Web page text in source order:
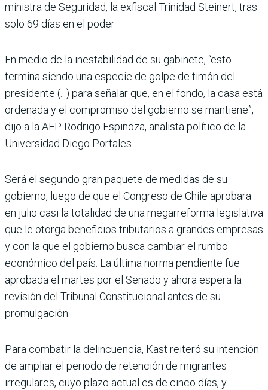
ministra de Seguridad, la exfiscal Trinidad Steinert, tras
solo 69 días en el poder.
En medio de la inestabilidad de su gabinete, “esto
termina siendo una especie de golpe de timón del
presidente (...) para señalar que, en el fondo, la casa está
ordenada y el compromiso del gobierno se mantiene”,
dijo a la AFP Rodrigo Espinoza, analista político de la
Universidad Diego Portales.
Será el segundo gran paquete de medidas de su
gobierno, luego de que el Congreso de Chile aprobara
en julio casi la totalidad de una megarreforma legislativa
que le otorga beneficios tributarios a grandes empresas
y con la que el gobierno busca cambiar el rumbo
económico del país. La última norma pendiente fue
aprobada el martes por el Senado y ahora espera la
revisión del Tribunal Constitucional antes de su
promulgación.
Para combatir la delincuencia, Kast reiteró su intención
de ampliar el periodo de retención de migrantes
irregulares, cuyo plazo actual es de cinco días, y